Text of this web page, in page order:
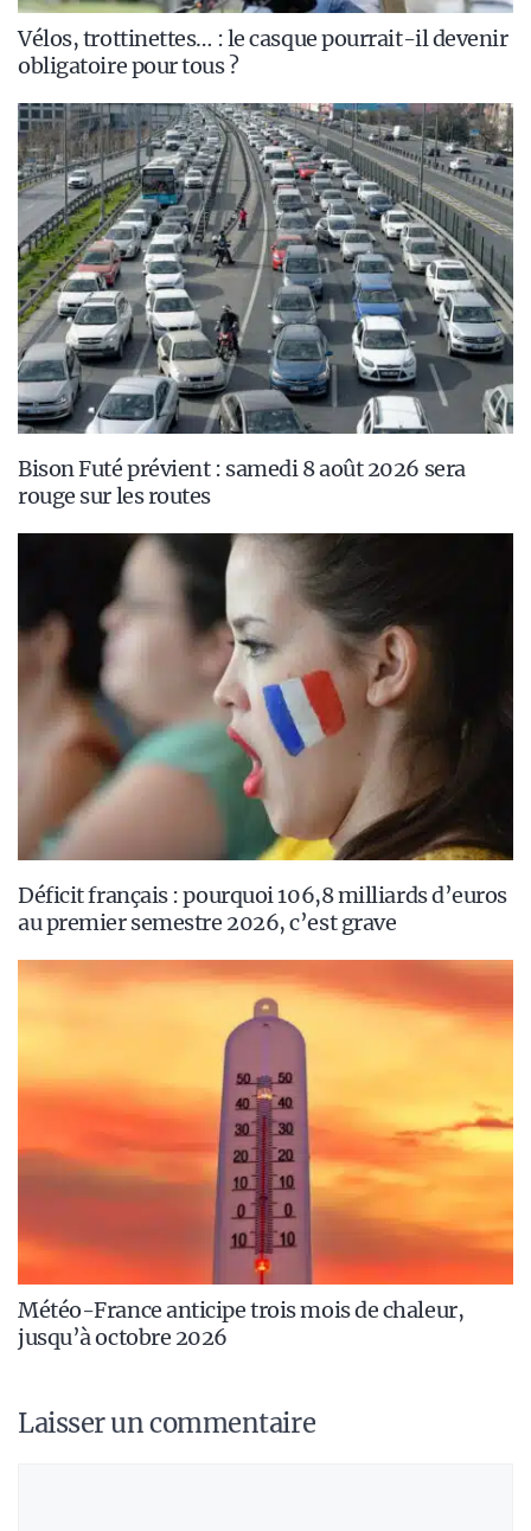
Vélos, trottinettes… : le casque pourrait-il devenir
obligatoire pour tous ?
Bison Futé prévient : samedi 8 août 2026 sera
rouge sur les routes
Déficit français : pourquoi 106,8 milliards d’euros
au premier semestre 2026, c’est grave
Météo-France anticipe trois mois de chaleur,
jusqu’à octobre 2026
Laisser un commentaire